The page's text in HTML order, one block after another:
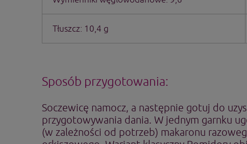
Tłuszcz: 10,4 g
Sposób przygotowania:
Soczewicę namocz, a następnie gotuj do
przygotowywania dania. W jednym garnku
(w zależności od potrzeb) makaronu